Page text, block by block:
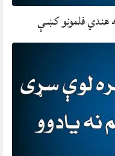
هندي فلمونو کښې